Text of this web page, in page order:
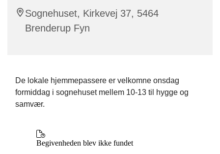
Sognehuset, Kirkevej 37, 5464
Brenderup Fyn
De lokale hjemmepassere er velkomne onsdag
formiddag i sognehuset mellem 10-13 til hygge og
samvær.